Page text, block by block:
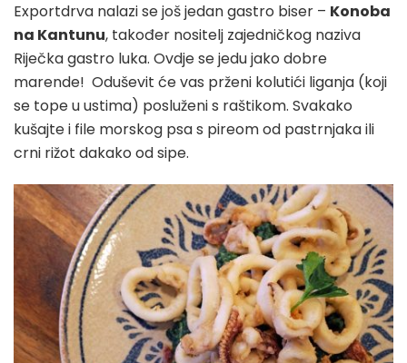
Exportdrva nalazi se još jedan gastro biser – Konoba
na Kantunu, također nositelj zajedničkog naziva
Riječka gastro luka. Ovdje se jedu jako dobre
marende! Oduševit će vas prženi kolutići liganja (koji
se tope u ustima) posluženi s raštikom. Svakako
kušajte i file morskog psa s pireom od pastrnjaka ili
crni rižot dakako od sipe.